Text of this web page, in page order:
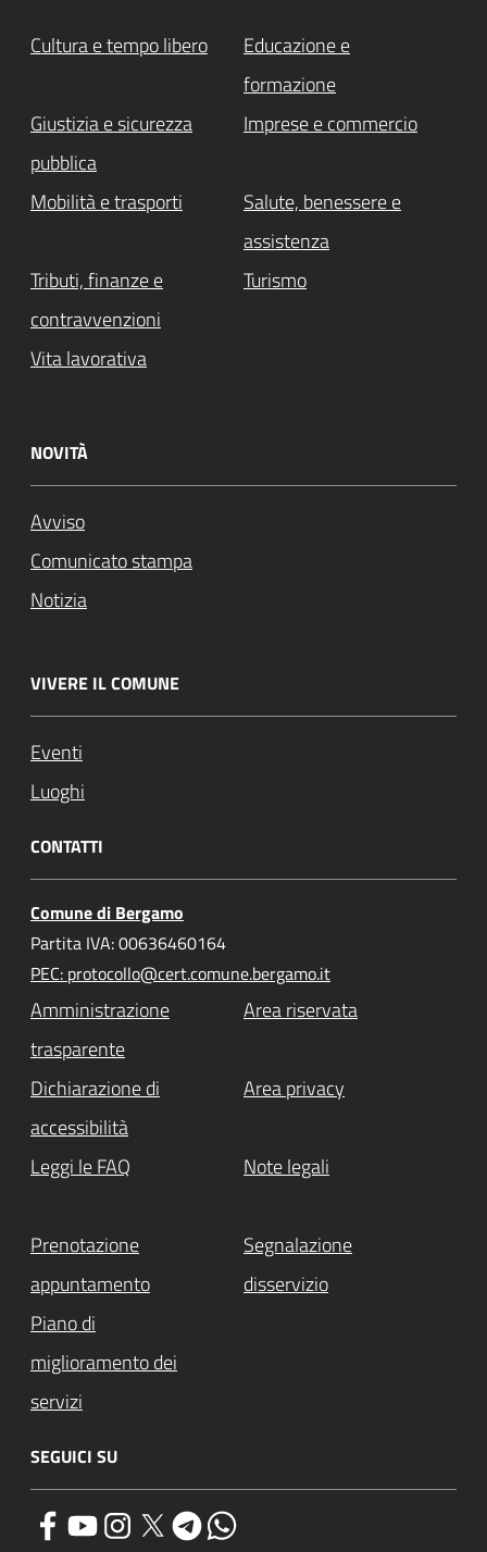
Cultura e tempo libero
Educazione e
formazione
Giustizia e sicurezza
pubblica
Imprese e commercio
Mobilità e trasporti
Salute, benessere e
assistenza
Tributi, finanze e
contravvenzioni
Turismo
Vita lavorativa
NOVITÀ
Avviso
Comunicato stampa
Notizia
VIVERE IL COMUNE
Eventi
Luoghi
CONTATTI
Comune di Bergamo
Partita IVA: 00636460164
PEC: protocollo@cert.comune.bergamo.it
Amministrazione
trasparente
Area riservata
Dichiarazione di
accessibilità
Area privacy
Leggi le FAQ Note legali
Prenotazione
appuntamento
Segnalazione
disservizio
Piano di
miglioramento dei
servizi
SEGUICI SU